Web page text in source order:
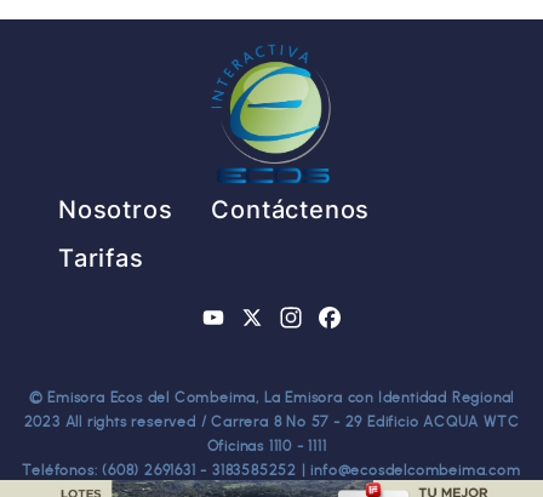
Pie de página
Nosotros
Contáctenos
Tarifas
YouTube
X Instagram
© Emisora Ecos del Combeima, La Emisora con Identidad Regional
2023 All rights reserved / Carrera 8 No 57 - 29 Edificio ACQUA WTC
Oficinas 1110 - 1111
Teléfonos: (608) 2691631 - 3183585252 | info@ecosdelcombeima.com